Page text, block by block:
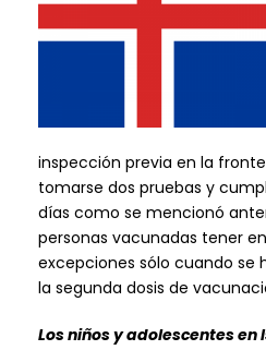
inspección previa en la
tomarse dos pruebas y
días como se mencionó
personas vacunadas tener
excepciones sólo cuando se
la segunda dosis de
Los niños y adolescentes en